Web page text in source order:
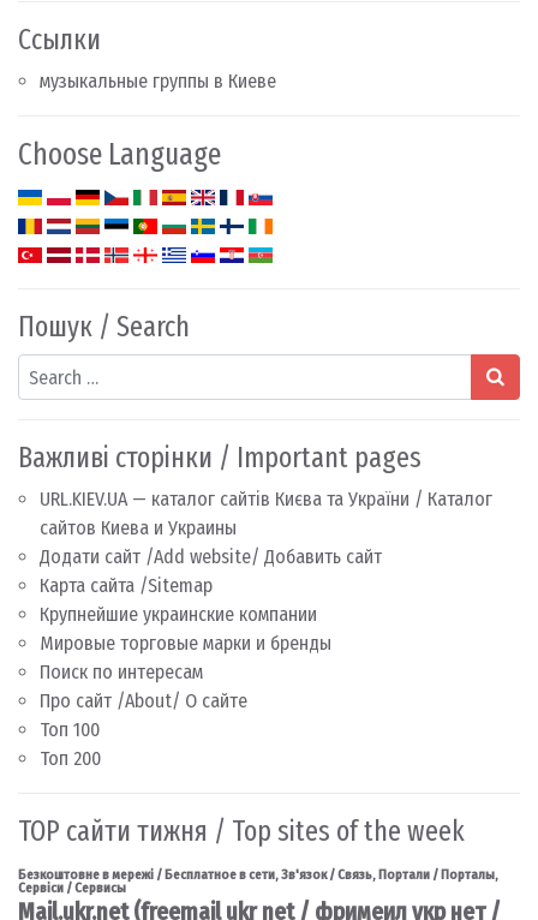
Ссылки
музыкальные группы в Киеве
Choose Language
Пошук / Search
Search
Важливі сторінки / Important pages
URL.KIEV.UA — каталог сайтів Києва та України / Каталог
сайтов Киева и Украины
Додати сайт /Add website/ Добавить сайт
Карта сайта /Sitemap
Крупнейшие украинские компании
Мировые торговые марки и бренды
Поиск по интересам
Про сайт /About/ О сайте
Топ 100
Топ 200
TOP сайти тижня / Top sites of the week